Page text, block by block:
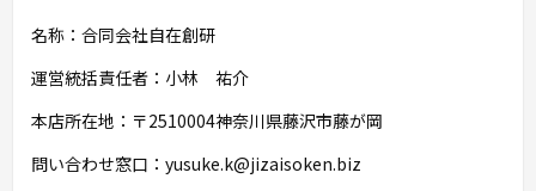
名称：合同会社自在創研
運営統括責任者：小林 祐介
本店所在地：〒2510004神奈川県藤沢市藤が岡
問い合わせ窓口：yusuke.k@jizaisoken.biz